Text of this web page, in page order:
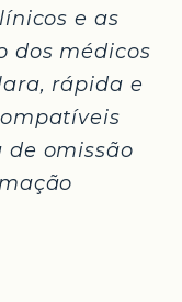
e as
dos médicos
rápida e
omissão